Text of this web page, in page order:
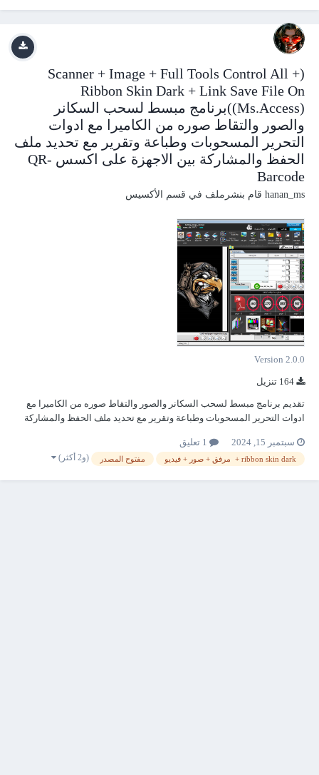
(Scanner + Image + Full Tools Control All +
Ribbon Skin Dark + Link Save File On
(Ms.Access))برنامج مبسط لسحب السكانر
والصور والتقاط صوره من الكاميرا مع ادوات
التحرير المسحوبات وطباعة وتقرير مع تحديد ملف
الحفظ والمشاركة بين الاجهزة على اكسس QR-
Barcode
hanan_ms قام بنشرملف في قسم الأكسيس
Version 2.0.0
تقديم برنامج مبسط لسحب السكانر والصور والتقاط صوره من الكاميرا مع
ادوات التحرير المسحوبات وطباعة وتقرير مع تحديد ملف الحفظ والمشاركة
dark + مرفق + صور + فيديو ☕❤️🌹🌹 ==========================...سبتمبر 15, 2024
ribbon skin dark + مرفق + صور + فيديو مفتوح المصدر (و2 أكثر)